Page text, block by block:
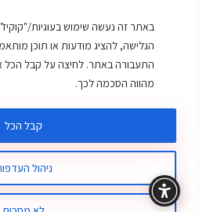
באתר זה נעשה שימוש בעוגיות/
הגלישה, להציג מודעות או תוכן
התעבורה באתר. לחיצה על קבל הכל
מהווה הסכמה לכך.
ניהול
קבל הכל
מאפים
ממולאים
מרקים
© כל הזכויות שמורות לענת אלישע |
תקנון האתר